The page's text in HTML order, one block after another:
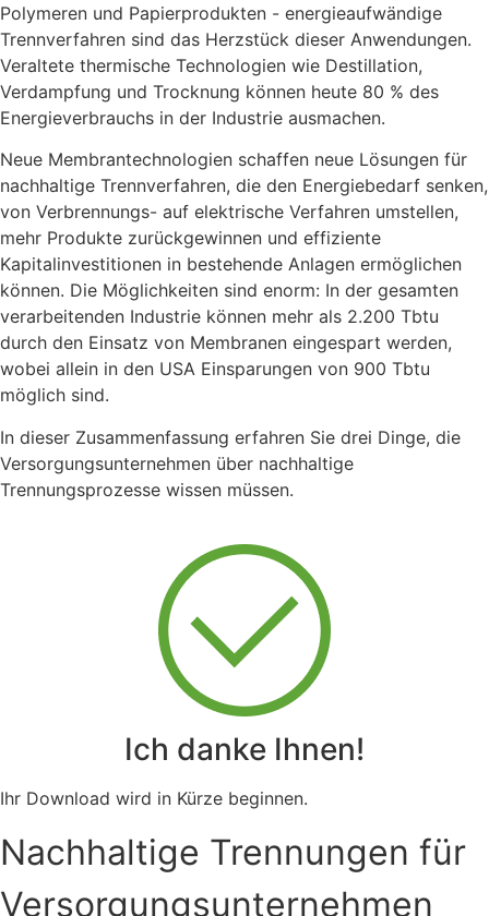
Polymeren und Papierprodukten - energieaufwändige
Trennverfahren sind das Herzstück dieser Anwendungen.
Veraltete thermische Technologien wie Destillation,
Verdampfung und Trocknung können heute 80 % des
Energieverbrauchs in der Industrie ausmachen.
Neue Membrantechnologien schaffen neue Lösungen für
nachhaltige Trennverfahren, die den Energiebedarf senken,
von Verbrennungs- auf elektrische Verfahren umstellen,
mehr Produkte zurückgewinnen und effiziente
Kapitalinvestitionen in bestehende Anlagen ermöglichen
können. Die Möglichkeiten sind enorm: In der gesamten
verarbeitenden Industrie können mehr als 2.200 Tbtu
durch den Einsatz von Membranen eingespart werden,
wobei allein in den USA Einsparungen von 900 Tbtu
möglich sind.
In dieser Zusammenfassung erfahren Sie drei Dinge, die
Versorgungsunternehmen über nachhaltige
Trennungsprozesse wissen müssen.
Ich danke Ihnen!
Ihr Download wird in Kürze beginnen.
Nachhaltige Trennungen für
Versorgungsunternehmen